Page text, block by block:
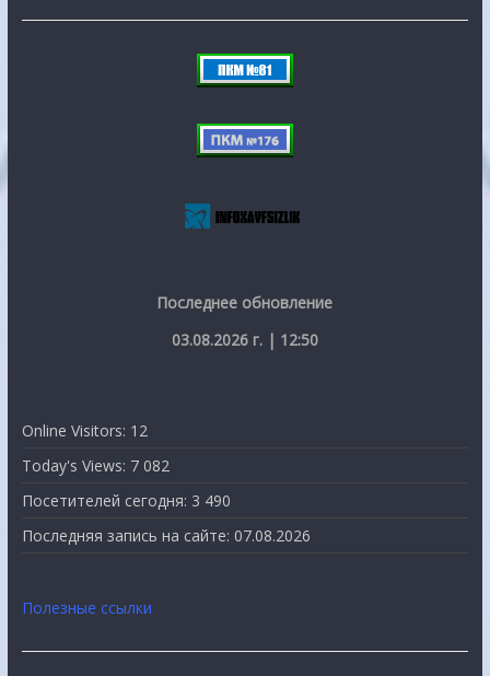
Последнее обновление
03.08.2026 г. | 12:50
Online Visitors: 12
Today's Views: 7 082
Посетителей сегодня: 3 490
Последняя запись на сайте: 07.08.2026
Полезные ссылки